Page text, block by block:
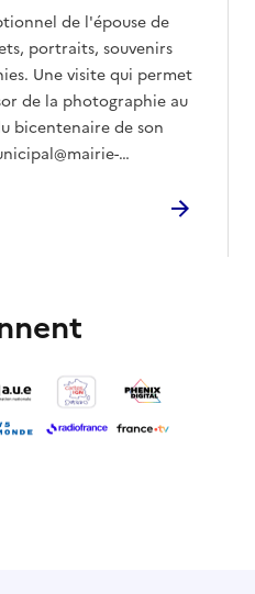
de l'épouse de
portraits, souvenirs
Une visite qui permet
de la photographie au
bicentenaire de son